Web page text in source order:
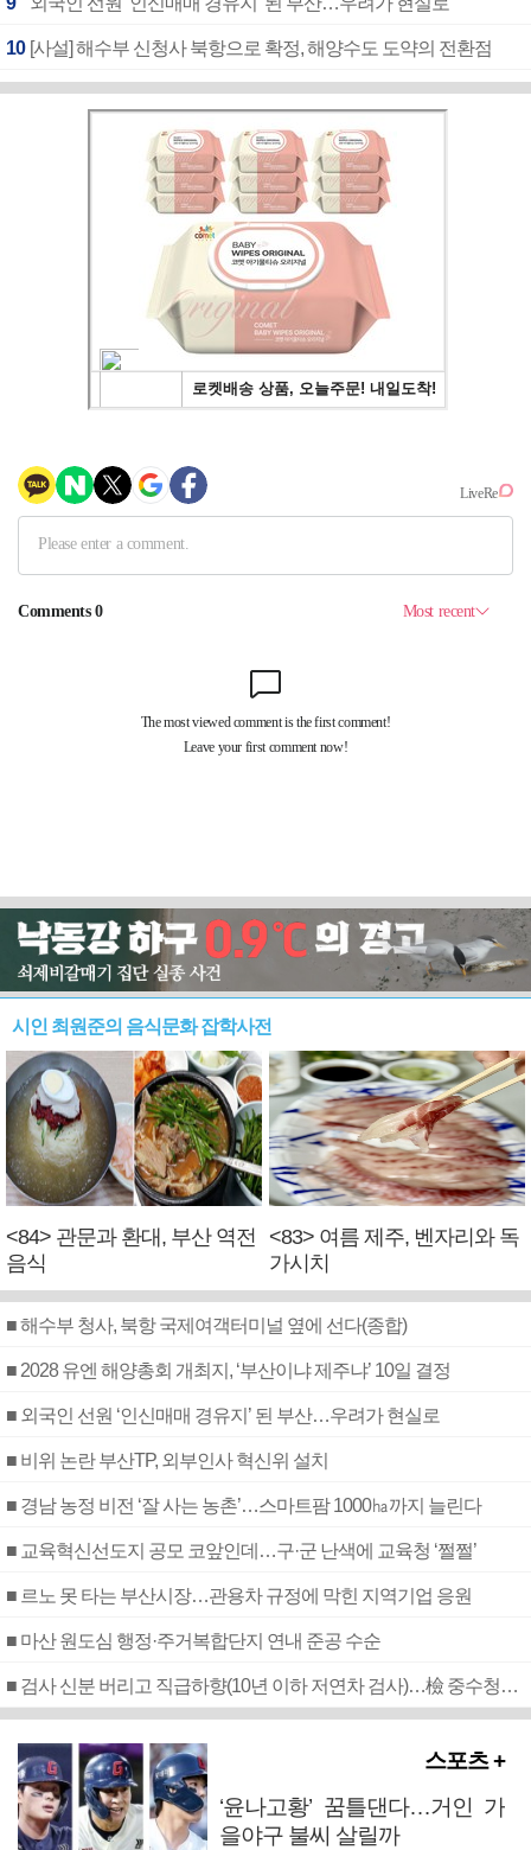
10 [사설] 해수부 신청사 북항으로 확정, 해양수도 도약의 전환점
시인 최원준의 음식문화 잡학사전
<84> 관문과 환대, 부산 역전
음식
<83> 여름 제주, 벤자리와 독
가시치
■ 해수부 청사, 북항 국제여객터미널 옆에 선다(종합)
■ 2028 유엔 해양총회 개최지, ‘부산이냐 제주냐’ 10일 결정
■ 외국인 선원 ‘인신매매 경유지’ 된 부산…우려가 현실로
■ 비위 논란 부산TP, 외부인사 혁신위 설치
■ 경남 농정 비전 ‘잘 사는 농촌’…스마트팜 1000㏊까지 늘린다
■ 교육혁신선도지 공모 코앞인데…구·군 난색에 교육청 ‘쩔쩔’
■ 르노 못 타는 부산시장…관용차 규정에 막힌 지역기업 응원
■ 마산 원도심 행정·주거복합단지 연내 준공 수순
■ 검사 신분 버리고 직급하향(10년 이하 저연차 검사)…檢 중수청행 기피
스포츠 +
‘윤나고황’ 꿈틀댄다…거인 가
을야구 불씨 살릴까